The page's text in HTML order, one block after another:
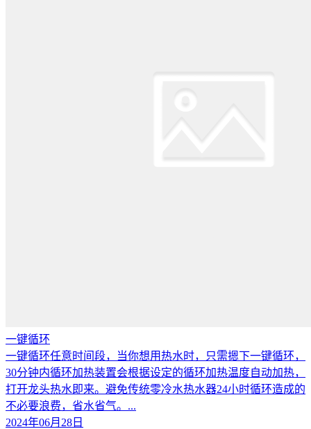
一键循环
一键循环任意时间段，当你想用热水时，只需摁下一键循环，
30分钟内循环加热装置会根据设定的循环加热温度自动加热，
打开龙头热水即来。避免传统零冷水热水器24小时循环造成的
不必要浪费，省水省气。...
2024年06月28日